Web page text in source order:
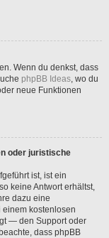
Wenn du denkst, dass
phpBB Ideas, wo du
neue Funktionen
oder juristische
ist, ist ein
keine Antwort erhältst,
dazu eine
kostenlosen
— den Support oder
dass phpBB